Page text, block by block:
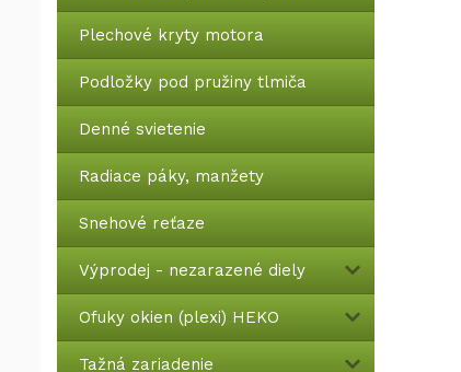
Plechové kryty motora
Podložky pod pružiny tlmiča
Denné svietenie
Radiace páky, manžety
Snehové reťaze
Výprodej - nezarazené diely
Ofuky okien (plexi) HEKO
Tažná zariadenie